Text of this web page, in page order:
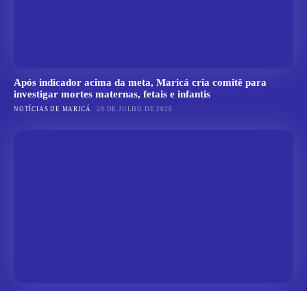
Após indicador acima da meta, Maricá cria comitê para
investigar mortes maternas, fetais e infantis
NOTÍCIAS DE MARICÁ 29 DE JULHO DE 2026